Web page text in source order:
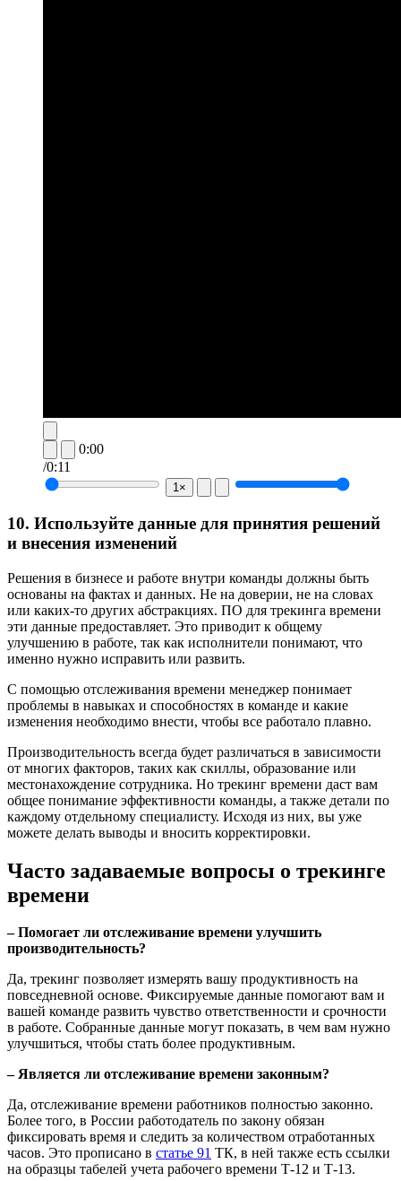
0:00
/0:11
1×
10. Используйте данные для принятия решений
и внесения изменений
Решения в бизнесе и работе внутри команды должны быть
основаны на фактах и данных. Не на доверии, не на словах
или каких-то других абстракциях. ПО для трекинга времени
эти данные предоставляет. Это приводит к общему
улучшению в работе, так как исполнители понимают, что
именно нужно исправить или развить.
С помощью отслеживания времени менеджер понимает
проблемы в навыках и способностях в команде и какие
изменения необходимо внести, чтобы все работало плавно.
Производительность всегда будет различаться в зависимости
от многих факторов, таких как скиллы, образование или
местонахождение сотрудника. Но трекинг времени даст вам
общее понимание эффективности команды, а также детали по
каждому отдельному специалисту. Исходя из них, вы уже
можете делать выводы и вносить корректировки.
Часто задаваемые вопросы о трекинге
времени
– Помогает ли отслеживание времени улучшить
производительность?
Да, трекинг позволяет измерять вашу продуктивность на
повседневной основе. Фиксируемые данные помогают вам и
вашей команде развить чувство ответственности и срочности
в работе. Собранные данные могут показать, в чем вам нужно
улучшиться, чтобы стать более продуктивным.
– Является ли отслеживание времени законным?
Да, отслеживание времени работников полностью законно.
Более того, в России работодатель по закону обязан
фиксировать время и следить за количеством отработанных
часов. Это прописано в статье 91 ТК, в ней также есть ссылки
на образцы табелей учета рабочего времени Т-12 и Т-13.